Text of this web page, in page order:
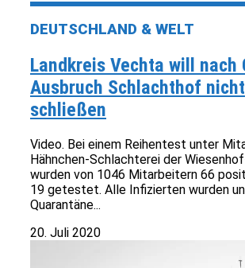
DEUTSCHLAND & WELT
Landkreis Vechta will nach
Ausbruch Schlachthof nicht
schließen
Video. Bei einem Reihentest unter
Hähnchen-Schlachterei der
wurden von 1046 Mitarbeitern 66
19 getestet. Alle Infizierten wurden
Quarantäne...
20. Juli 2020